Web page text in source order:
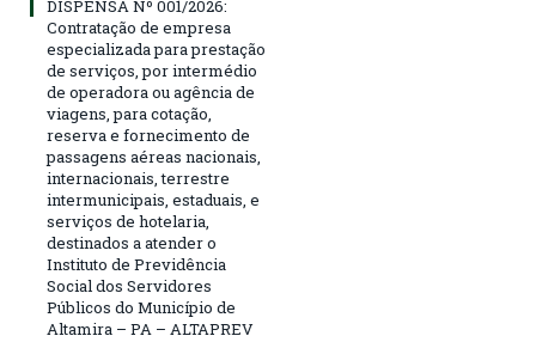
DISPENSA Nº 001/2026:
Contratação de empresa
especializada para prestação
de serviços, por intermédio
de operadora ou agência de
viagens, para cotação,
reserva e fornecimento de
passagens aéreas nacionais,
internacionais, terrestre
intermunicipais, estaduais, e
serviços de hotelaria,
destinados a atender o
Instituto de Previdência
Social dos Servidores
Públicos do Município de
Altamira – PA – ALTAPREV